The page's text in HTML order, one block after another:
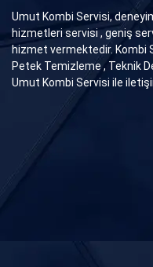
Umut Kombi Servisi,
hizmetleri servisi , geniş
hizmet vermektedir. Kombi
Petek Temizleme , Teknik
Umut Kombi Servisi ile